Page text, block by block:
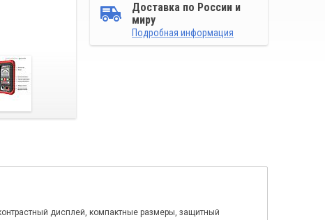
Доставка по России и
миру
Подробная информация
дисплей, компактные размеры, защитный